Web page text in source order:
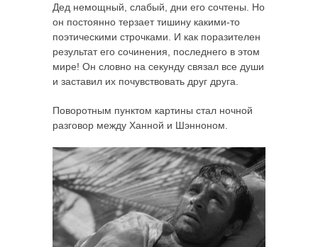
Дед немощный, слабый, дни его сочтены. Но
он постоянно терзает тишину какими-то
поэтическими строчками. И как поразителен
результат его сочинения, последнего в этом
мире! Он словно на секунду связал все души
и заставил их почувствовать друг друга.
Поворотным пунктом картины стал ночной
разговор между Ханной и Шэнноном.